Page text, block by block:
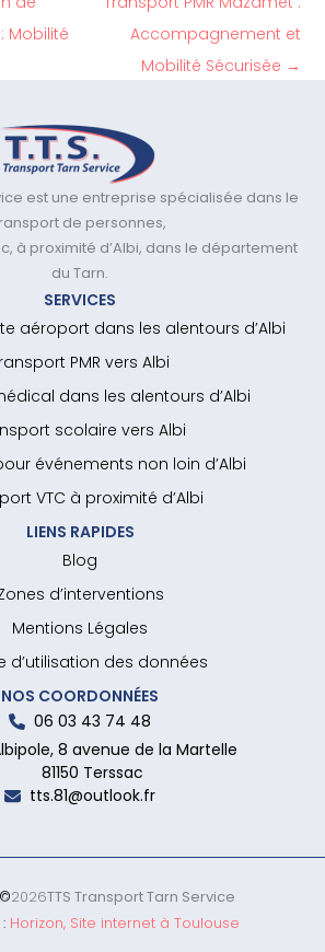
Mobilité
Accompagnement et
Mobilité Sécurisée →
est une entreprise spécialisée dans le
de personnes,
à proximité d’Albi, dans le département
du Tarn.
SERVICES
aéroport dans les alentours d’Albi
PMR vers Albi
dans les alentours d’Albi
scolaire vers Albi
événements non loin d’Albi
VTC à proximité d’Albi
LIENS RAPIDES
Blog
d’interventions
Mentions Légales
d’utilisation des données
NOS COORDONNÉES
06 03 43 74 48
8 avenue de la Martelle
81150 Terssac
tts.81@outlook.fr
2026TTS Transport Tarn Service
Horizon, Site internet à Toulouse